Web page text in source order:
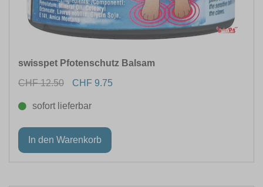
swisspet Pfotenschutz Balsam
CHF 12.50
CHF 9.75
sofort lieferbar